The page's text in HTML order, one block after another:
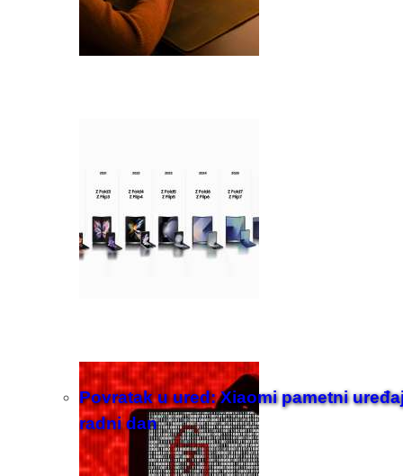
Povratak u ured: Xiaomi pametni
radni dan